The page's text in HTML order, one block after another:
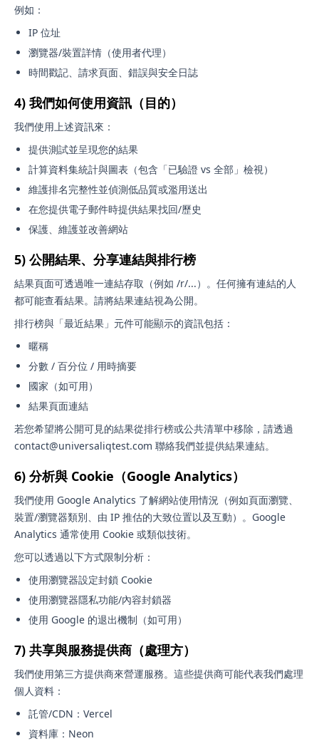
例如：
IP 位址
瀏覽器/裝置詳情（使用者代理）
時間戳記、請求頁面、錯誤與安全日誌
4) 我們如何使用資訊（目的）
我們使用上述資訊來：
提供測試並呈現您的結果
計算資料集統計與圖表（包含「已驗證 vs 全部」檢視）
維護排名完整性並偵測低品質或濫用送出
在您提供電子郵件時提供結果找回/歷史
保護、維護並改善網站
5) 公開結果、分享連結與排行榜
結果頁面可透過唯一連結存取（例如 /r/...）。任何擁有連結的人
都可能查看結果。請將結果連結視為公開。
排行榜與「最近結果」元件可能顯示的資訊包括：
暱稱
分數 / 百分位 / 用時摘要
國家（如可用）
結果頁面連結
若您希望將公開可見的結果從排行榜或公共清單中移除，請透過
contact@universaliqtest.com 聯絡我們並提供結果連結。
6) 分析與 Cookie（Google Analytics）
我們使用 Google Analytics 了解網站使用情況（例如頁面瀏覽、
裝置/瀏覽器類別、由 IP 推估的大致位置以及互動）。Google
Analytics 通常使用 Cookie 或類似技術。
您可以透過以下方式限制分析：
使用瀏覽器設定封鎖 Cookie
使用瀏覽器隱私功能/內容封鎖器
使用 Google 的退出機制（如可用）
7) 共享與服務提供商（處理方）
我們使用第三方提供商來營運服務。這些提供商可能代表我們處理
個人資料：
託管/CDN：Vercel
資料庫：Neon